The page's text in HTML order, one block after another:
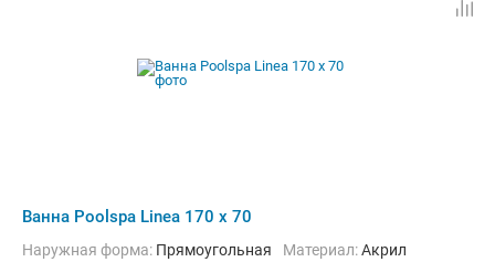
Ванна Poolspa Linea 170 x 70
Наружная форма: Прямоугольная Материал:Акрил